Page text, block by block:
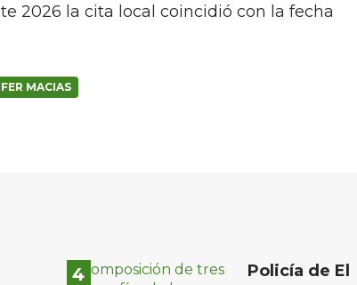
2026 la cita local coincidió con la fecha
MACIAS
Policía de El